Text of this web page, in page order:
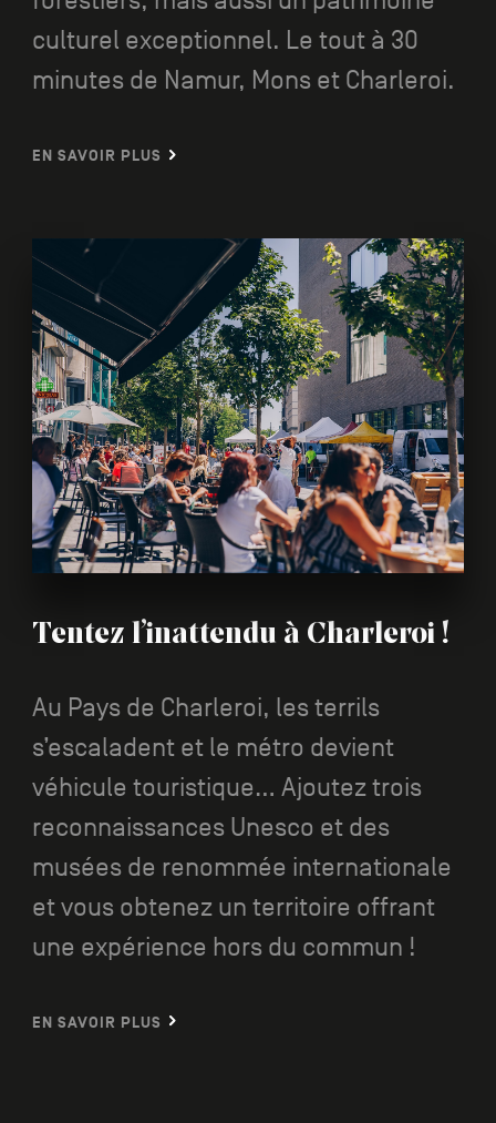
culturel exceptionnel. Le tout à 30
minutes de Namur, Mons et Charleroi.
EN SAVOIR PLUS
Tentez l’inattendu à Charleroi !
Au Pays de Charleroi, les terrils
s’escaladent et le métro devient
véhicule touristique... Ajoutez trois
reconnaissances Unesco et des
musées de renommée internationale
et vous obtenez un territoire offrant
une expérience hors du commun !
EN SAVOIR PLUS